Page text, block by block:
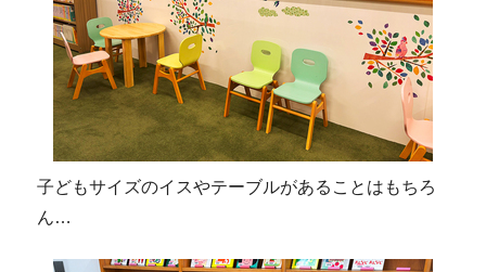
子どもサイズのイスやテーブルがあることはもちろ
ん…